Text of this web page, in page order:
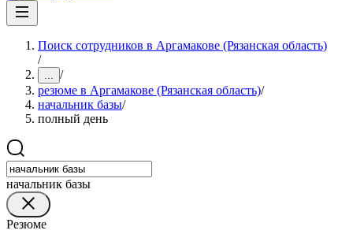
Поиск сотрудников в Аргамакове (Рязанская область)
/
... /
резюме в Аргамакове (Рязанская область)/
начальник базы/
полный день
начальник базы
Резюме